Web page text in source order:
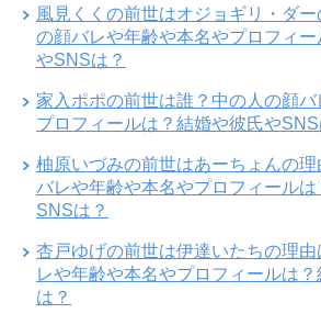
風見くくの前世はオジョギリ・ダー
の顔バレや年齢や本名やプロフィ
やSNSは？
家入ポポの前世は誰？中の人の顔
プロフィールは？結婚や彼氏やSNS
柚原いづみの前世はあーちょんの
バレや年齢や本名やプロフィール
SNSは？
杏戸ゆげの前世は伊達いたちの理
レや年齢や本名やプロフィールは
は？